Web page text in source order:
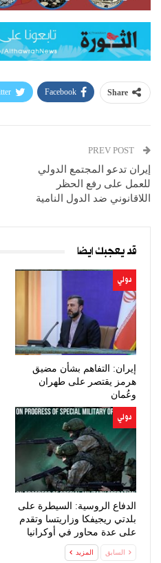
Share
Facebook
إيران تدعو المجتمع الدولي
للعمل على رفع الحظر
اللاقانوني ضد الدول النامية
قد يعجبك ايضا
دولي
إيران: التفاهم بشأن مضيق
هرمز يقتصر على طهران
وعُمان
دولي
الدفاع الروسية: السيطرة على
بلدتي ريجيفكا وزاريتسا وتقدم
على عدة محاور في أوكرانيا
السابق المزيد